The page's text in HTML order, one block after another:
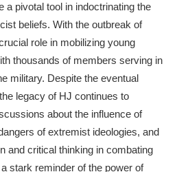
a pivotal tool in indoctrinating the
beliefs. With the outbreak of
role in mobilizing young
thousands of members serving in
military. Despite the eventual
legacy of HJ continues to
about the influence of
of extremist ideologies, and
and critical thinking in combating
stark reminder of the power of